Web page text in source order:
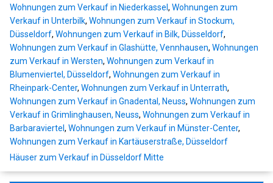
Wohnungen zum Verkauf in Niederkassel , Wohnungen zum
Verkauf in Unterbilk, Wohnungen zum Verkauf in Stockum,
Düsseldorf, Wohnungen zum Verkauf in Bilk, Düsseldorf,
Wohnungen zum Verkauf in Glashütte, Vennhausen, Wohnungen
zum Verkauf in Wersten, Wohnungen zum Verkauf in
Blumenviertel, Düsseldorf, Wohnungen zum Verkauf in
Rheinpark-Center, Wohnungen zum Verkauf in Unterrath,
Wohnungen zum Verkauf in Gnadental, Neuss, Wohnungen zum
Verkauf in Grimlinghausen, Neuss, Wohnungen zum Verkauf in
Barbaraviertel , Wohnungen zum Verkauf in Münster-Center,
Wohnungen zum Verkauf in Kartäuserstraße, Düsseldorf
Häuser zum Verkauf in Düsseldorf Mitte